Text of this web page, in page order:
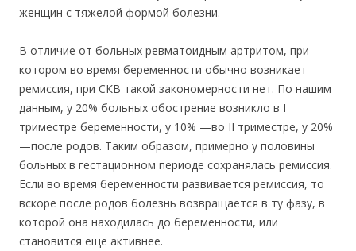
женщин с тяжелой формой болезни.
В отличие от больных ревматоидным артритом, при
котором во время беременности обычно возникает
ремиссия, при СКВ такой закономерности нет. По нашим
данным, у 20% больных обострение возникло в I
триместре беременности, у 10% —во II триместре, у 20%
—после родов. Таким образом, примерно у половины
больных в гестационном периоде сохранялась ремиссия.
Если во время беременности развивается ремиссия, то
вскоре после родов болезнь возвращается в ту фазу, в
которой она находилась до беременности, или
становится еще активнее.